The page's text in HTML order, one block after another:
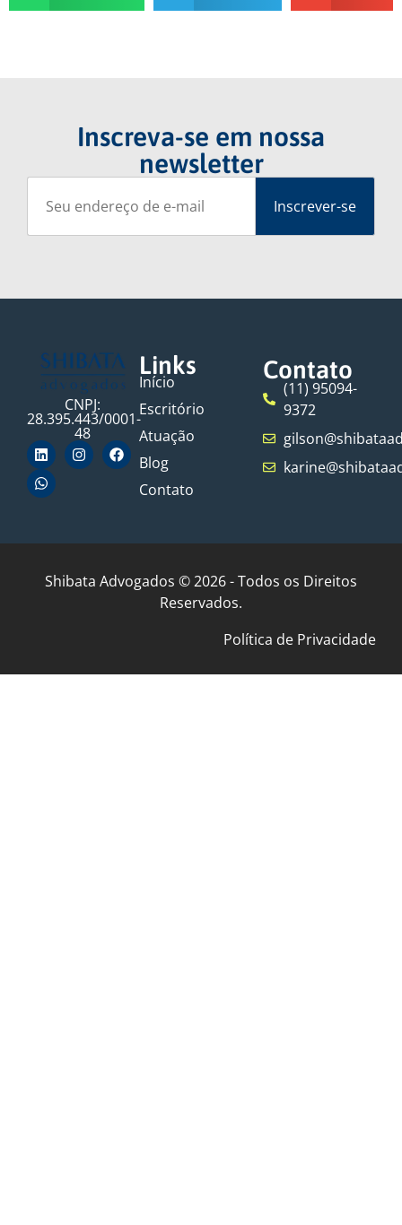
Inscreva-se em nossa
newsletter
CNPJ:
28.395.443/0001-
48
Links
Início
Escritório
Atuação
Blog
Contato
Contato
(11) 95094-
9372
Shibata Advogados © 2026 - Todos os Direitos
Reservados.
Política de Privacidade